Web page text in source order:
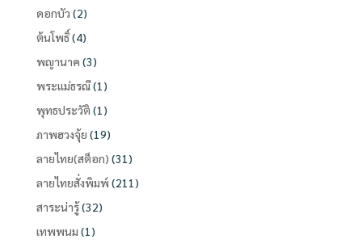
ดอกบัว (2)
ต้นโพธิ์(4)
พญานาค (3)
พระแม่ธรณี(1)
พุทธประวัติ (1)
ภาพฮวงจุ้ย (19)
ลายไทย(สต็อก) (31)
ลายไทยสั่งพิมพ์ (211)
สาระน่ารู้(32)
เทพพนม (1)